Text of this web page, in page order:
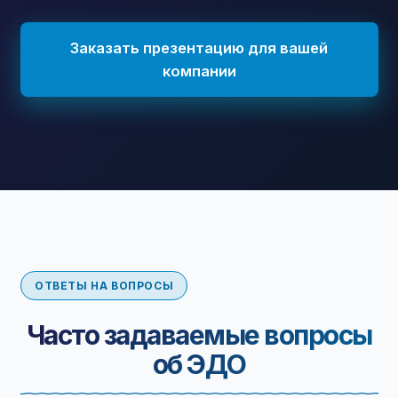
Заказать презентацию для вашей
компании
ОТВЕТЫ НА ВОПРОСЫ
Часто задаваемые вопросы
об ЭДО